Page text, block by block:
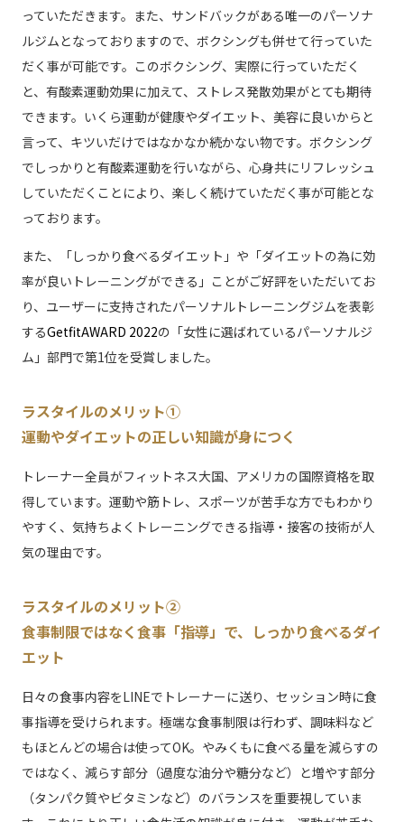
っていただきます。また、サンドバックがある唯一のパーソナ
ルジムとなっておりますので、ボクシングも併せて行っていた
だく事が可能です。このボクシング、実際に行っていただく
と、有酸素運動効果に加えて、ストレス発散効果がとても期待
できます。いくら運動が健康やダイエット、美容に良いからと
言って、キツいだけではなかなか続かない物です。ボクシング
でしっかりと有酸素運動を行いながら、心身共にリフレッシュ
していただくことにより、楽しく続けていただく事が可能とな
っております。
また、「しっかり食べるダイエット」や「ダイエットの為に効
率が良いトレーニングができる」ことがご好評をいただいてお
り、ユーザーに支持されたパーソナルトレーニングジムを表彰
するGetfitAWARD 2022の「女性に選ばれているパーソナルジ
ム」部門で第1位を受賞しました。
ラスタイルのメリット①
運動やダイエットの正しい知識が身につく
トレーナー全員がフィットネス大国、アメリカの国際資格を取
得しています。運動や筋トレ、スポーツが苦手な方でもわかり
やすく、気持ちよくトレーニングできる指導・接客の技術が人
気の理由です。
ラスタイルのメリット②
食事制限ではなく食事「指導」で、しっかり食べるダイ
エット
日々の食事内容をLINEでトレーナーに送り、セッション時に食
事指導を受けられます。極端な食事制限は行わず、調味料など
もほとんどの場合は使ってOK。やみくもに食べる量を減らすの
ではなく、減らす部分（過度な油分や糖分など）と増やす部分
（タンパク質やビタミンなど）のバランスを重要視していま